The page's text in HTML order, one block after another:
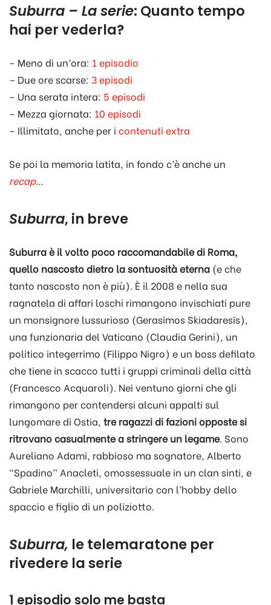
Suburra – La serie: Quanto tempo
hai per vederla?
– Meno di un’ora: 1 episodio
– Due ore scarse: 3 episodi
– Una serata intera: 5 episodi
– Mezza giornata: 10 episodi
– Illimitato, anche per i contenuti extra
Se poi la memoria latita, in fondo c’è anche un
recap…
Suburra, in breve
Suburra è il volto poco raccomandabile di Roma,
quello nascosto dietro la sontuosità eterna (e che
tanto nascosto non è più). È il 2008 e nella sua
ragnatela di affari loschi rimangono invischiati pure
un monsignore lussurioso (Gerasimos Skiadaresīs),
una funzionaria del Vaticano (Claudia Gerini), un
politico integerrimo (Filippo Nigro) e un boss defilato
che tiene in scacco tutti i gruppi criminali della città
(Francesco Acquaroli). Nei ventuno giorni che gli
rimangono per contendersi alcuni appalti sul
lungomare di Ostia, tre ragazzi di fazioni opposte si
ritrovano casualmente a stringere un legame. Sono
Aureliano Adami, rabbioso ma sognatore, Alberto
“Spadino” Anacleti, omossessuale in un clan sinti, e
Gabriele Marchilli, universitario con l’hobby dello
spaccio e figlio di un poliziotto.
Suburra, le telemaratone per
rivedere la serie
1 episodio solo me basta